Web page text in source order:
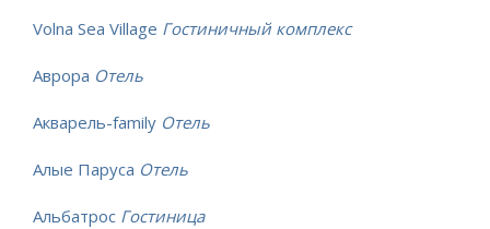
Volna Sea Village Гостиничный комплекс
Аврора Отель
Акварель-family Отель
Алые Паруса Отель
Альбатрос Гостиница